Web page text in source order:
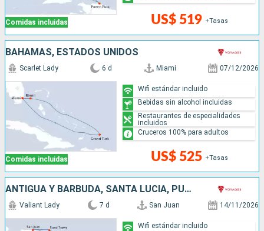
Comidas incluidas US$ 519 +Tasas
BAHAMAS, ESTADOS UNIDOS
Comidas incluidas
Scarlet Lady 6 d Miami 07/12/2026
US$ 525 +Tasas
Wifi estándar incluido
Bebidas sin alcohol incluidas
Restaurantes de especialidades
incluidos
Cruceros 100% para adultos
ANTIGUA Y BARBUDA, SANTA LUCIA, PUERTO RICO
Valiant Lady 7 d San Juan 14/11/2026
Wifi estándar incluido